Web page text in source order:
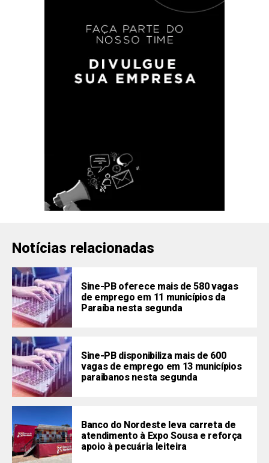
Notícias relacionadas
Sine-PB oferece mais de 580 vagas
de emprego em 11 municípios da
Paraíba nesta segunda
Sine-PB disponibiliza mais de 600
vagas de emprego em 13 municípios
paraibanos nesta segunda
Banco do Nordeste leva carreta de
atendimento à Expo Sousa e reforça
apoio à pecuária leiteira